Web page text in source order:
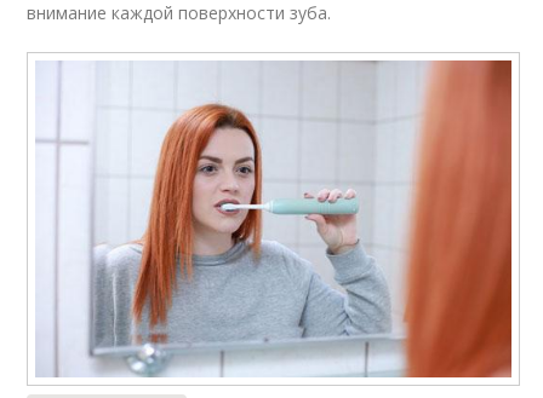
внимание каждой поверхности зуба.